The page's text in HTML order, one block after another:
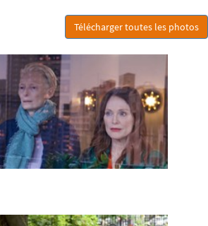
Télécharger toutes les photos